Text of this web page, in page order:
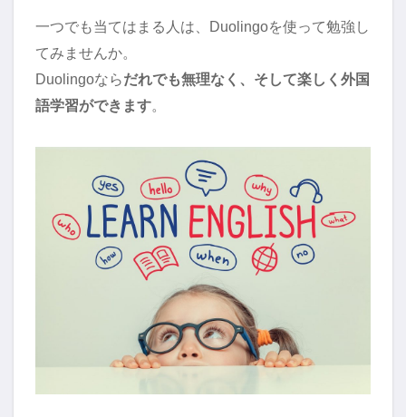
一つでも当てはまる人は、Duolingoを使って勉強し
てみませんか。
Duolingoならだれでも無理なく、そして楽しく外国
語学習ができます。